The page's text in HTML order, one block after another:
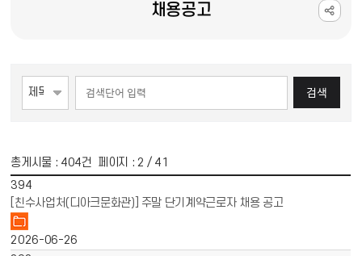
채용공고
검색
총게시물 : 404건 페이지 : 2 / 41
394
[친수사업처(디아크문화관)] 주말 단기계약근로자 채용 공고
2026-06-26